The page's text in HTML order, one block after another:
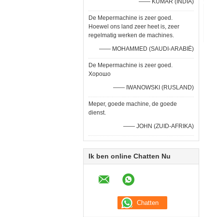
—— KUMAR (INDIA)
De Mepermachine is zeer goed.
Hoewel ons land zeer heet is, zeer
regelmatig werken de machines.
—— MOHAMMED (SAUDI-ARABIË)
De Mepermachine is zeer goed.
Хорошо
—— IWANOWSKI (RUSLAND)
Meper, goede machine, de goede
dienst.
—— JOHN (ZUID-AFRIKA)
Ik ben online Chatten Nu